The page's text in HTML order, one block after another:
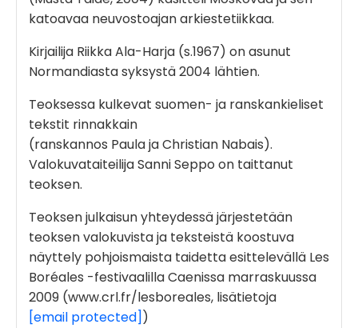
katoavaa neuvostoajan arkiestetiikkaa.
Kirjailija Riikka Ala-Harja (s.1967) on asunut
Normandiasta syksystä 2004 lähtien.
Teoksessa kulkevat suomen- ja ranskankieliset
tekstit rinnakkain
(ranskannos Paula ja Christian Nabais).
Valokuvataiteilija Sanni Seppo on taittanut
teoksen.
Teoksen julkaisun yhteydessä järjestetään
teoksen valokuvista ja teksteistä koostuva
näyttely pohjoismaista taidetta esittelevällä Les
Boréales -festivaalilla Caenissa marraskuussa
2009 (www.crl.fr/lesboreales, lisätietoja
[email protected] )